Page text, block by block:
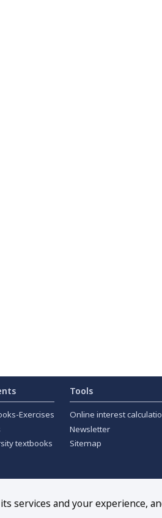
Exercises
textbooks
Tools
Online interest
Newsletter
Sitemap
services and your experience,